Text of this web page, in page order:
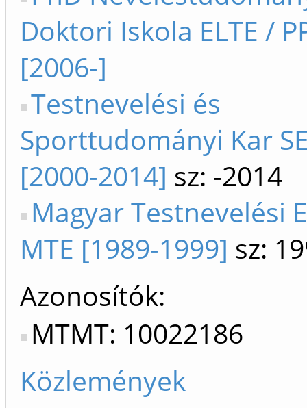
Doktori Iskola ELTE /
[2006-]
Testnevelési és
Sporttudományi Kar
[2000-2014] sz: -2014
Magyar Testnevelési
MTE [1989-1999] sz:
Azonosítók
MTMT: 10022186
Közlemények